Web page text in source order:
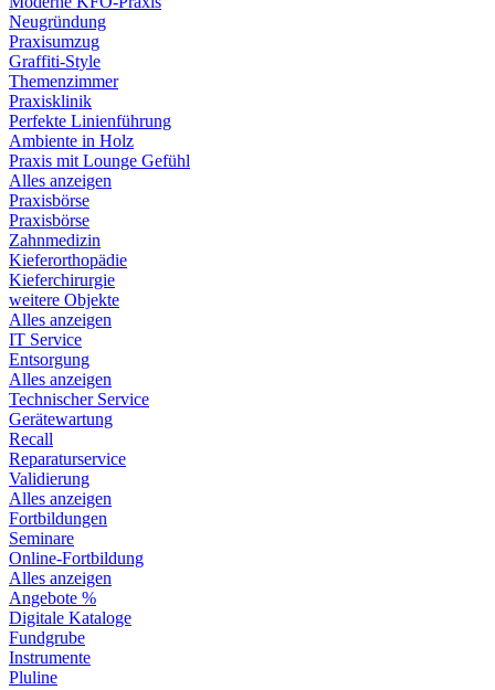
Neugründung
Praxisumzug
Graffiti-Style
Themenzimmer
Praxisklinik
Perfekte Linienführung
Ambiente in Holz
Praxis mit Lounge Gefühl
Alles anzeigen
Praxisbörse
Praxisbörse
Zahnmedizin
Kieferorthopädie
Kieferchirurgie
weitere Objekte
Alles anzeigen
IT Service
Entsorgung
Alles anzeigen
Technischer Service
Gerätewartung
Recall
Reparaturservice
Validierung
Alles anzeigen
Fortbildungen
Seminare
Online-Fortbildung
Alles anzeigen
Angebote %
Digitale Kataloge
Fundgrube
Instrumente
Pluline